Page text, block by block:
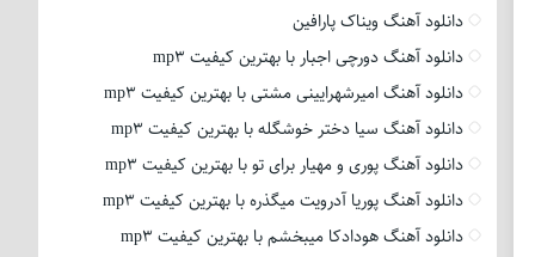
دانلود آهنگ ویناک پارافین
دانلود آهنگ دورچی اجبار با بهترین کیفیت mp3
دانلود آهنگ امیرشهرایینی مشتی با بهترین کیفیت mp3
دانلود آهنگ سیا دختر خوشگله با بهترین کیفیت mp3
دانلود آهنگ پوری و مهیار برای تو با بهترین کیفیت mp3
دانلود آهنگ پوریا آدرویت میگذره با بهترین کیفیت mp3
دانلود آهنگ هودادکا میبخشم با بهترین کیفیت mp3